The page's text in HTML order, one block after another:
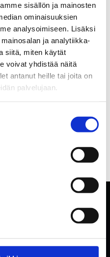
sisällön ja mainosten
ominaisuuksien
analysoimiseen. Lisäksi
ja analytiikka-
siitä, miten käytät
voivat yhdistää näitä
antanut heille tai joita on
palvelujaan.